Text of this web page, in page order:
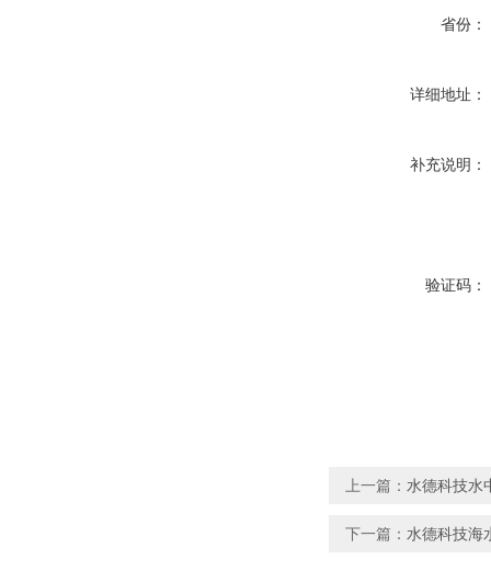
省份：
详细地址：
补充说明：
验证码：
上一篇： 水德科技水
下一篇： 水德科技海